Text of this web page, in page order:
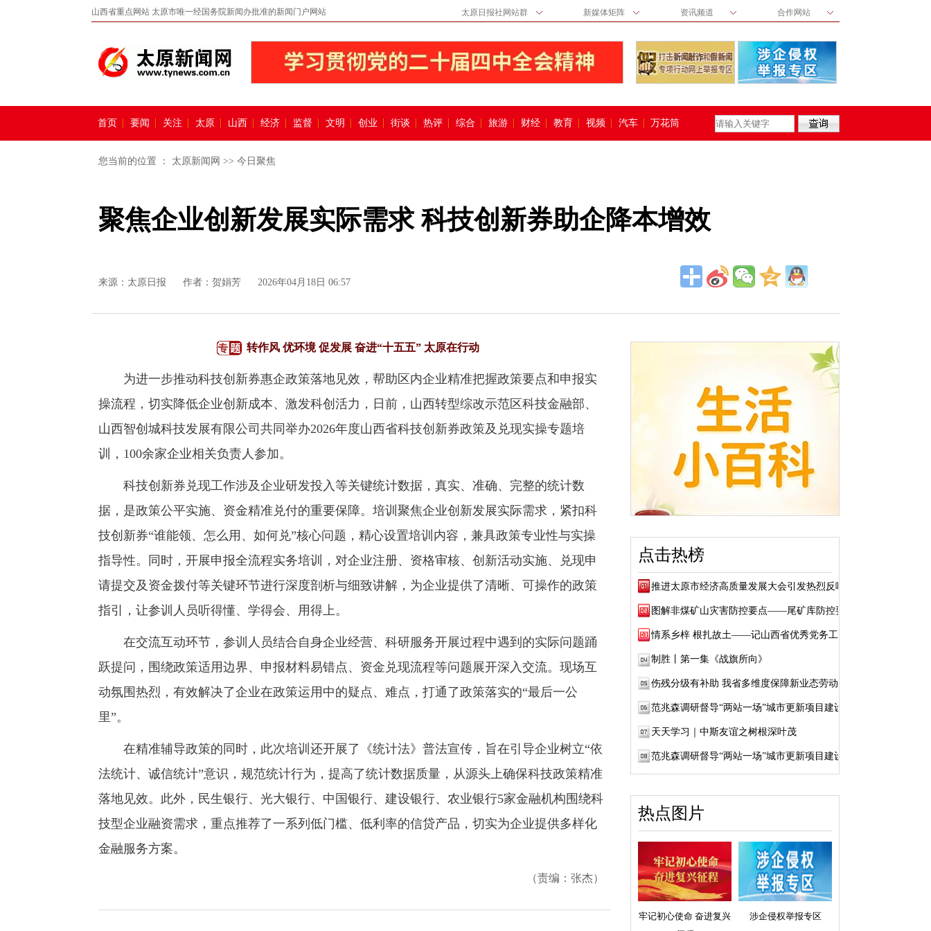
山西省重点网站 太原市唯一经国务院新闻办批准的新闻门户网站 太原日报社网站群 新媒体矩阵 资讯频道 合作网站
首页 要闻 关注 太原 山西 经济 监督 文明 创业 街谈 热评 综合 旅游 财经 教育 视频 汽车 万花筒
您当前的位置 ： 太原新闻网 >> 今日聚焦
聚焦企业创新发展实际需求 科技创新券助企降本增效
来源： 太原日报 作者：贺娟芳 2026年04月18日 06:57
转作风 优环境 促发展 奋进“十五五” 太原在行动
为进一步推动科技创新券惠企政策落地见效，帮助区内企业精准把握政策要点和申报实
操流程，切实降低企业创新成本、激发科创活力，日前，山西转型综改示范区科技金融部、
山西智创城科技发展有限公司共同举办2026年度山西省科技创新券政策及兑现实操专题培
训，100余家企业相关负责人参加。
科技创新券兑现工作涉及企业研发投入等关键统计数据，真实、准确、完整的统计数
据，是政策公平实施、资金精准兑付的重要保障。培训聚焦企业创新发展实际需求，紧扣科
技创新券“谁能领、怎么用、如何兑”核心问题，精心设置培训内容，兼具政策专业性与实操
指导性。同时，开展申报全流程实务培训，对企业注册、资格审核、创新活动实施、兑现申
请提交及资金拨付等关键环节进行深度剖析与细致讲解，为企业提供了清晰、可操作的政策
指引，让参训人员听得懂、学得会、用得上。
在交流互动环节，参训人员结合自身企业经营、科研服务开展过程中遇到的实际问题踊
跃提问，围绕政策适用边界、申报材料易错点、资金兑现流程等问题展开深入交流。现场互
动氛围热烈，有效解决了企业在政策运用中的疑点、难点，打通了政策落实的“最后一公
里”。
在精准辅导政策的同时，此次培训还开展了《统计法》普法宣传，旨在引导企业树立“依
法统计、诚信统计”意识，规范统计行为，提高了统计数据质量，从源头上确保科技政策精准
落地见效。此外，民生银行、光大银行、中国银行、建设银行、农业银行5家金融机构围绕科
技型企业融资需求，重点推荐了一系列低门槛、低利率的信贷产品，切实为企业提供多样化
金融服务方案。
（责编：张杰）
点击热榜
推进太原市经济高质量发展大会引发热烈反响
图解非煤矿山灾害防控要点——尾矿库防控要点
情系乡梓 根扎故土——记山西省优秀党务工作...
制胜丨第一集《战旗所向》
伤残分级有补助 我省多维度保障新业态劳动者...
范兆森调研督导“两站一场”城市更新项目建设
天天学习｜中斯友谊之树根深叶茂
范兆森调研督导“两站一场”城市更新项目建设
热点图片
牢记初心使命 奋进复兴
涉企侵权举报专区